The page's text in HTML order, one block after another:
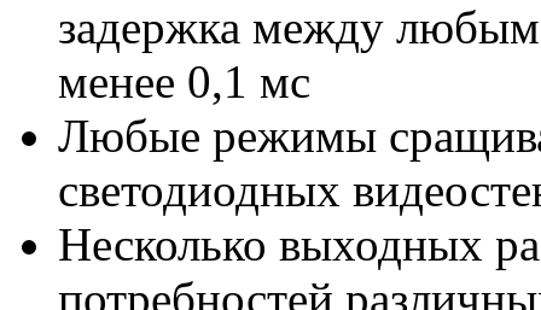
задержка между
менее 0,1 мс
Любые режимы
светодиодных
Несколько выходных
потребностей